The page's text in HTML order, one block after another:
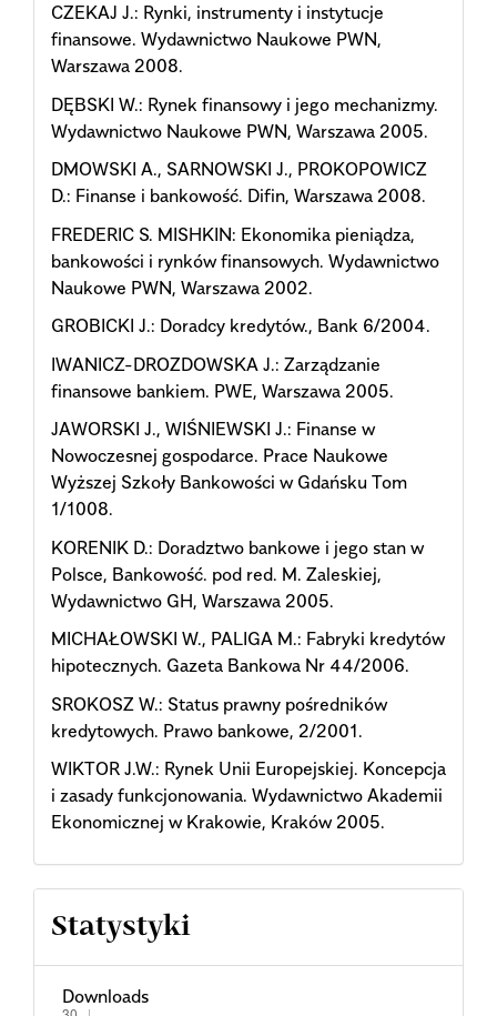
CZEKAJ J.: Rynki, instrumenty i instytucje
finansowe. Wydawnictwo Naukowe PWN,
Warszawa 2008.
DĘBSKI W.: Rynek finansowy i jego mechanizmy.
Wydawnictwo Naukowe PWN, Warszawa 2005.
DMOWSKI A., SARNOWSKI J., PROKOPOWICZ
D.: Finanse i bankowość. Difin, Warszawa 2008.
FREDERIC S. MISHKIN: Ekonomika pieniądza,
bankowości i rynków finansowych. Wydawnictwo
Naukowe PWN, Warszawa 2002.
GROBICKI J.: Doradcy kredytów., Bank 6/2004.
IWANICZ-DROZDOWSKA J.: Zarządzanie
finansowe bankiem. PWE, Warszawa 2005.
JAWORSKI J., WIŚNIEWSKI J.: Finanse w
Nowoczesnej gospodarce. Prace Naukowe
Wyższej Szkoły Bankowości w Gdańsku Tom
1/1008.
KORENIK D.: Doradztwo bankowe i jego stan w
Polsce, Bankowość. pod red. M. Zaleskiej,
Wydawnictwo GH, Warszawa 2005.
MICHAŁOWSKI W., PALIGA M.: Fabryki kredytów
hipotecznych. Gazeta Bankowa Nr 44/2006.
SROKOSZ W.: Status prawny pośredników
kredytowych. Prawo bankowe, 2/2001.
WIKTOR J.W.: Rynek Unii Europejskiej. Koncepcja
i zasady funkcjonowania. Wydawnictwo Akademii
Ekonomicznej w Krakowie, Kraków 2005.
Statystyki
Downloads